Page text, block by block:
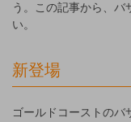
う。この記事から、バ
い。
新登場
ゴールドコーストのバ